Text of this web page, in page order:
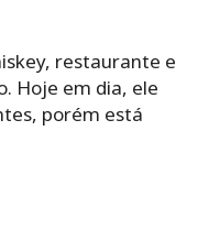
restaurante e
Hoje em dia, ele
porém está